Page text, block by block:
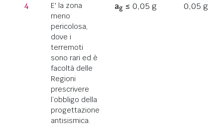
4
E' la zona
meno
pericolosa,
dove i
terremoti
sono rari ed è
facoltà delle
Regioni
prescrivere
l’obbligo della
progettazione
antisismica.
ag≤ 0,05 g 0,05 g